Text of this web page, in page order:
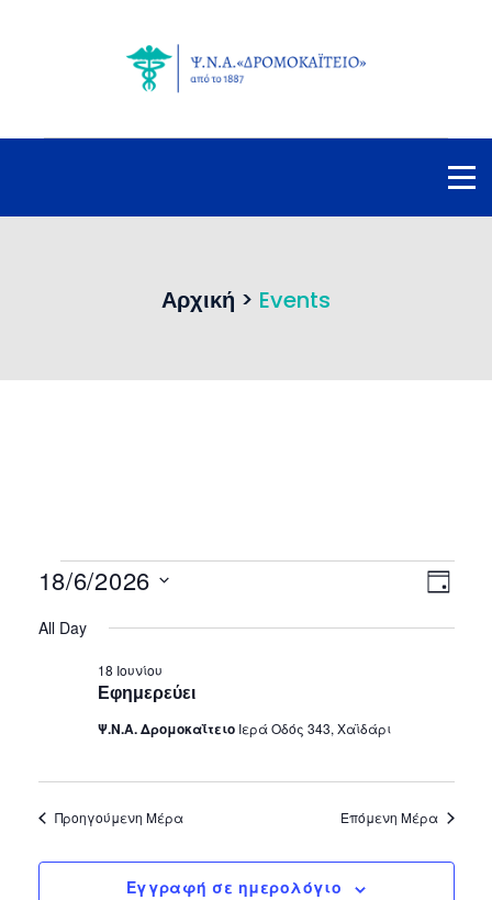
Αρχική > Events
Ημέρα
18/6/2026
date.
All Day
Εφημερεύει
18 Ιουνίου
Ψ.Ν.Α. Δρομοκαΐτειο Ιερά Οδός 343, Χαϊδάρι
Προηγούμενη Μέρα Επόμενη Μέρα
Εγγραφή σε ημερολόγιο